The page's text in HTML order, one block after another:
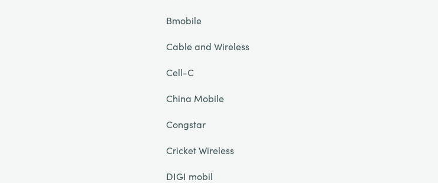
Bmobile
Cable and Wireless
Cell-C
China Mobile
Congstar
Cricket Wireless
DIGI mobil